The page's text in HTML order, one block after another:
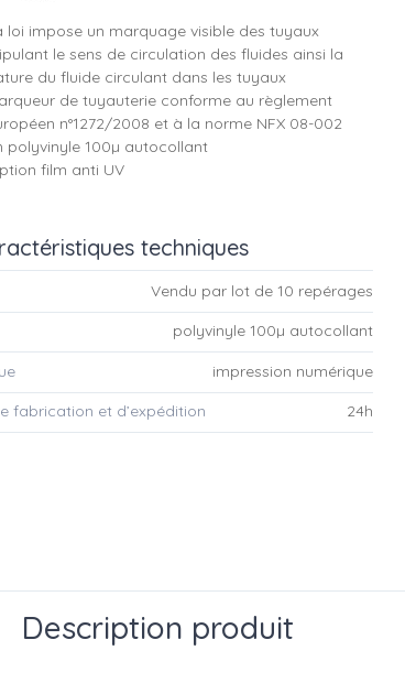
loi impose un marquage visible des tuyaux
le sens de circulation des fluides ainsi la
du fluide circulant dans les tuyaux
de tuyauterie conforme au règlement
n°1272/2008 et à la norme NFX 08-002
polyvinyle 100µ autocollant
film anti UV
techniques
Vendu par lot de 10 repérages
polyvinyle 100µ autocollant
impression numérique
fabrication et d’expédition 24h
Description produit